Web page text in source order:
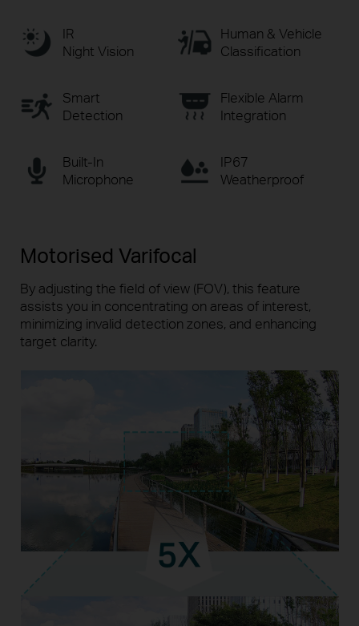
IR
Night Vision
Human & Vehicle
Classification
Smart
Detection
Flexible Alarm
Integration
Built-In
Microphone
IP67
Weatherproof
Motorised Varifocal
By adjusting the field of view (FOV), this feature
assists you in concentrating on areas of interest,
minimizing invalid detection zones, and enhancing
target clarity.